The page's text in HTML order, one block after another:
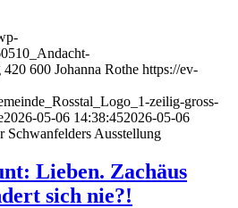
420 600 Johanna Rothe https://ev-
zeilig-gross-
2026-05-06 14:38:452026-05-06
Schwanfelders Ausstellung
Lieben. Zachäus
sich nie?!